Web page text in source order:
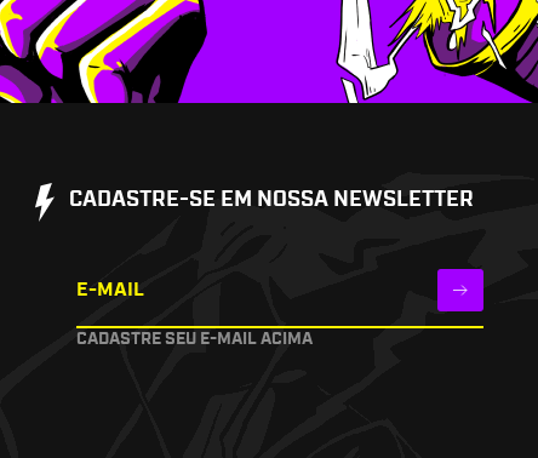
CADASTRE-SE EM NOSSA NEWSLETTER
E-MAIL
CADASTRE SEU E-MAIL ACIMA